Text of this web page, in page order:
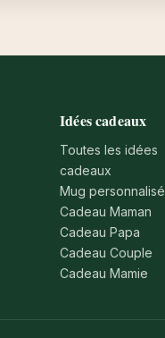
Idées cadeaux
Toutes les idées
cadeaux
Mug personnalisé
Cadeau Maman
Cadeau Papa
Cadeau Couple
Cadeau Mamie